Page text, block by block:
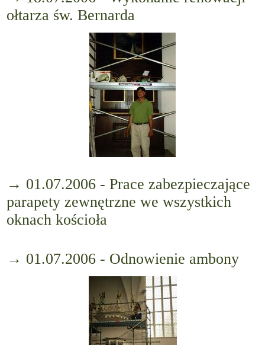
ołtarza św. Bernarda
→ 01.07.2006 - Prace zabezpieczające
parapety zewnętrzne we wszystkich
oknach kościoła
→ 01.07.2006 - Odnowienie ambony